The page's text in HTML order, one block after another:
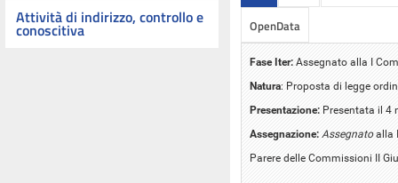
Attività di indirizzo, controllo e
conoscitiva
OpenData
Fase Iter: Assegnato alla I
Natura: Proposta di legge
Presentazione: Presentata il 4
Assegnazione: Assegnatoalla
Parere delle Commissioni II